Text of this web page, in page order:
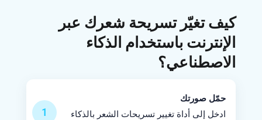
كيف تغيّر تسريحة شعرك عبر
الإنترنت باستخدام الذكاء
الاصطناعي؟
1
حمّل صورتك
ادخل إلى أداة تغيير تسريحات الشعر بالذكاء